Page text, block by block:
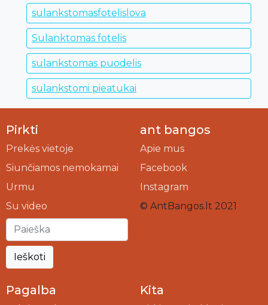
sulankstomasfotelislova
Sulanktomas fotelis
sulankstomas puodelis
sulankstomi pieatukai
Pirkti
Prekės vietoje
Siunčiamos nemokamai
Urmu
Su video
Ieškoti
ant bangos
Apie mus
Facebook
Instagram
© AntBangos.lt 2021
Pagalba Kita